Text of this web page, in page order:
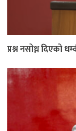
प्रश्न नसोध्न दिएको